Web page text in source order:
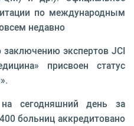
по междуна­родным
недавно
заключению экспертов JCI
присвоен статус
сегодняшний день за
больниц аккредитова­но